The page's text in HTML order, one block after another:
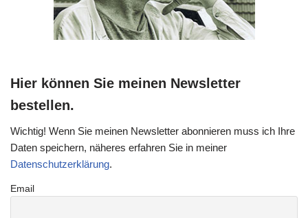
Hier können Sie meinen Newsletter
bestellen.
Wichtig! Wenn Sie meinen Newsletter abonnieren muss ich Ihre
Daten speichern, näheres erfahren Sie in meiner
Datenschutzerklärung.
Email